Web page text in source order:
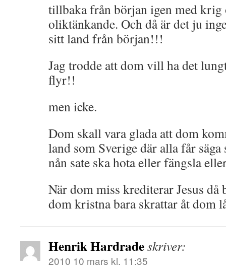
tillbaka från början igen med
oliktänkande. Och då är det ju
sitt land från början!!!
Jag trodde att dom vill ha det
flyr!!
men icke.
Dom skall vara glada att dom
land som Sverige där alla får
nån sate ska hota eller fängsla
När dom miss krediterar Jesus
dom kristna bara skrattar åt dom
Henrik Hardradeskriver:
2010 10 mars kl. 11:35